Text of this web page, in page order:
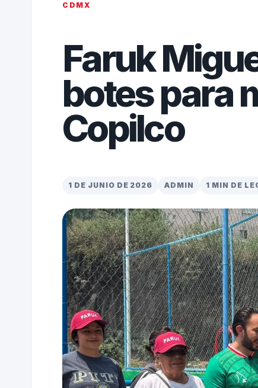
CDMX
Faruk
botes para
Copilco
1 DE JUNIO DE 2026 ADMIN 1 MIN DE